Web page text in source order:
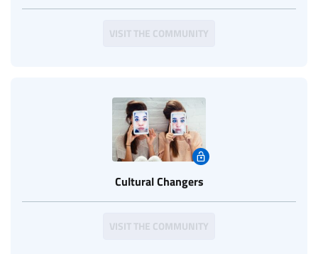
VISIT THE COMMUNITY
Cultural Changers
VISIT THE COMMUNITY